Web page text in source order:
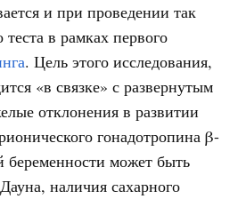
и при проведении так
в рамках первого
. Цель этого исследования,
«в связке» с развернутым
отклонения в развитии
гонадотропина β-
беременности может быть
наличия сахарного